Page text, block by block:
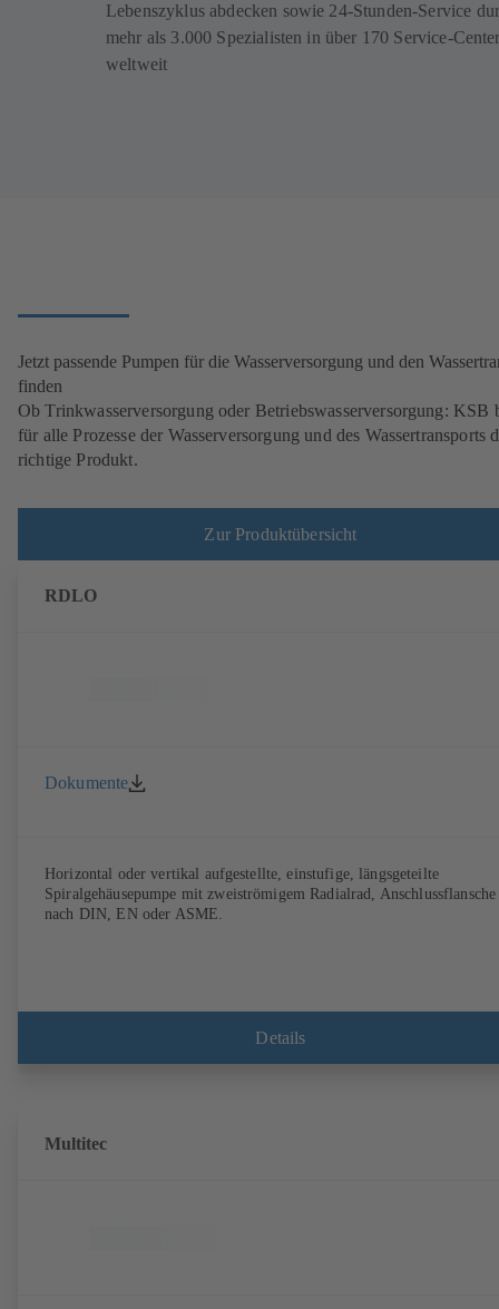
Lebenszyklus abdecken sowie 24-Stunden-Service
mehr als 3.000 Spezialisten in über 170 Service-
weltweit
Jetzt passende Pumpen für die Wasserversorgung und den
finden
Ob Trinkwasserversorgung oder Betriebswasserversorgung: KSB
für alle Prozesse der Wasserversorgung und des Wassertransports
richtige Produkt.
Zur Produktübersicht
RDLO
Dokumente
Horizontal oder vertikal aufgestellte, einstufige, längsgeteilte
Spiralgehäusepumpe mit zweiströmigem Radialrad, Anschlussflansche
nach DIN, EN oder ASME.
Details
Multitec